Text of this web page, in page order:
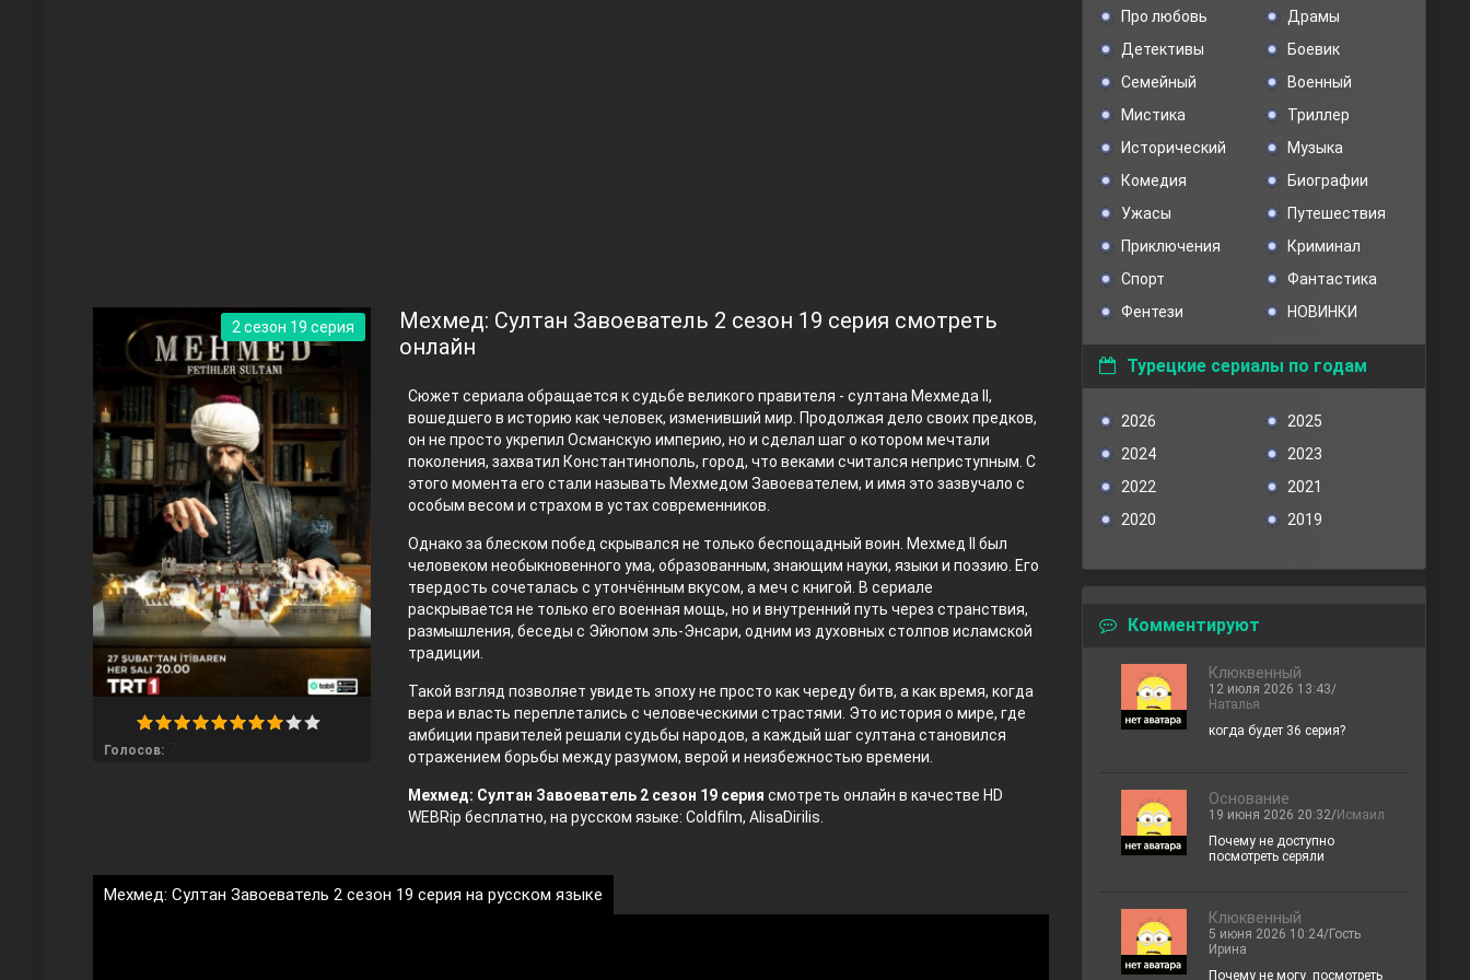
Правосyдие
Любовь напрокат
Мехмед: Султан Завоеватель 2 сезон 19 серия смотреть
онлайн
Сюжет сериала обращается к судьбе великого правителя - султана Мехмеда II,
вошедшего в историю как человек, изменивший мир. Продолжая дело своих предков,
он не просто укрепил Османскую империю, но и сделал шаг о котором мечтали
поколения, захватил Константинополь, город, что веками считался неприступным. С
этого момента его стали называть Мехмедом Завоевателем, и имя это зазвучало с
особым весом и страхом в устах современников.
Однако за блеском побед скрывался не только беспощадный воин. Мехмед II был
человеком необыкновенного ума, образованным, знающим науки, языки и поэзию. Его
твердость сочеталась с утончённым вкусом, а меч с книгой. В сериале
раскрывается не только его военная мощь, но и внутренний путь через странствия,
размышления, беседы с Эйюпом эль-Энсари, одним из духовных столпов исламской
традиции.
Такой взгляд позволяет увидеть эпоху не просто как череду битв, а как время, когда
вера и власть переплетались с человеческими страстями. Это история о мире, где
амбиции правителей решали судьбы народов, а каждый шаг султана становился
отражением борьбы между разумом, верой и неизбежностью времени.
Мехмед: Султан Завоеватель 2 сезон 19 серия смотреть онлайн в качестве HD
WEBRip бесплатно, на русском языке: Coldfilm, AlisaDirilis.
Голосов:
2 сезон 19 серия
Мехмед: Султан Завоеватель 2 сезон 19 серия на русском языке
Про любовь
Драмы
Детективы
Боевик
Семейный
Военный
Мистика
Триллер
Исторический
Музыка
Комедия
Биографии
Ужасы
Путешествия
Приключения
Криминал
Спорт
Фантастика
Фентези
НОВИНКИ
Турецкие сериалы по годам
2026
2025
2024
2023
2022
2021
2020
2019
Комментируют
Клюквенный
12 июля 2026 13:43/
Наталья
когда будет 36 серия?
Основание
19 июня 2026 20:32/Исмаил
Почему не доступно
посмотреть серяли
Клюквенный
5 июня 2026 10:24/Гость
Ирина
Почему не могу посмотреть